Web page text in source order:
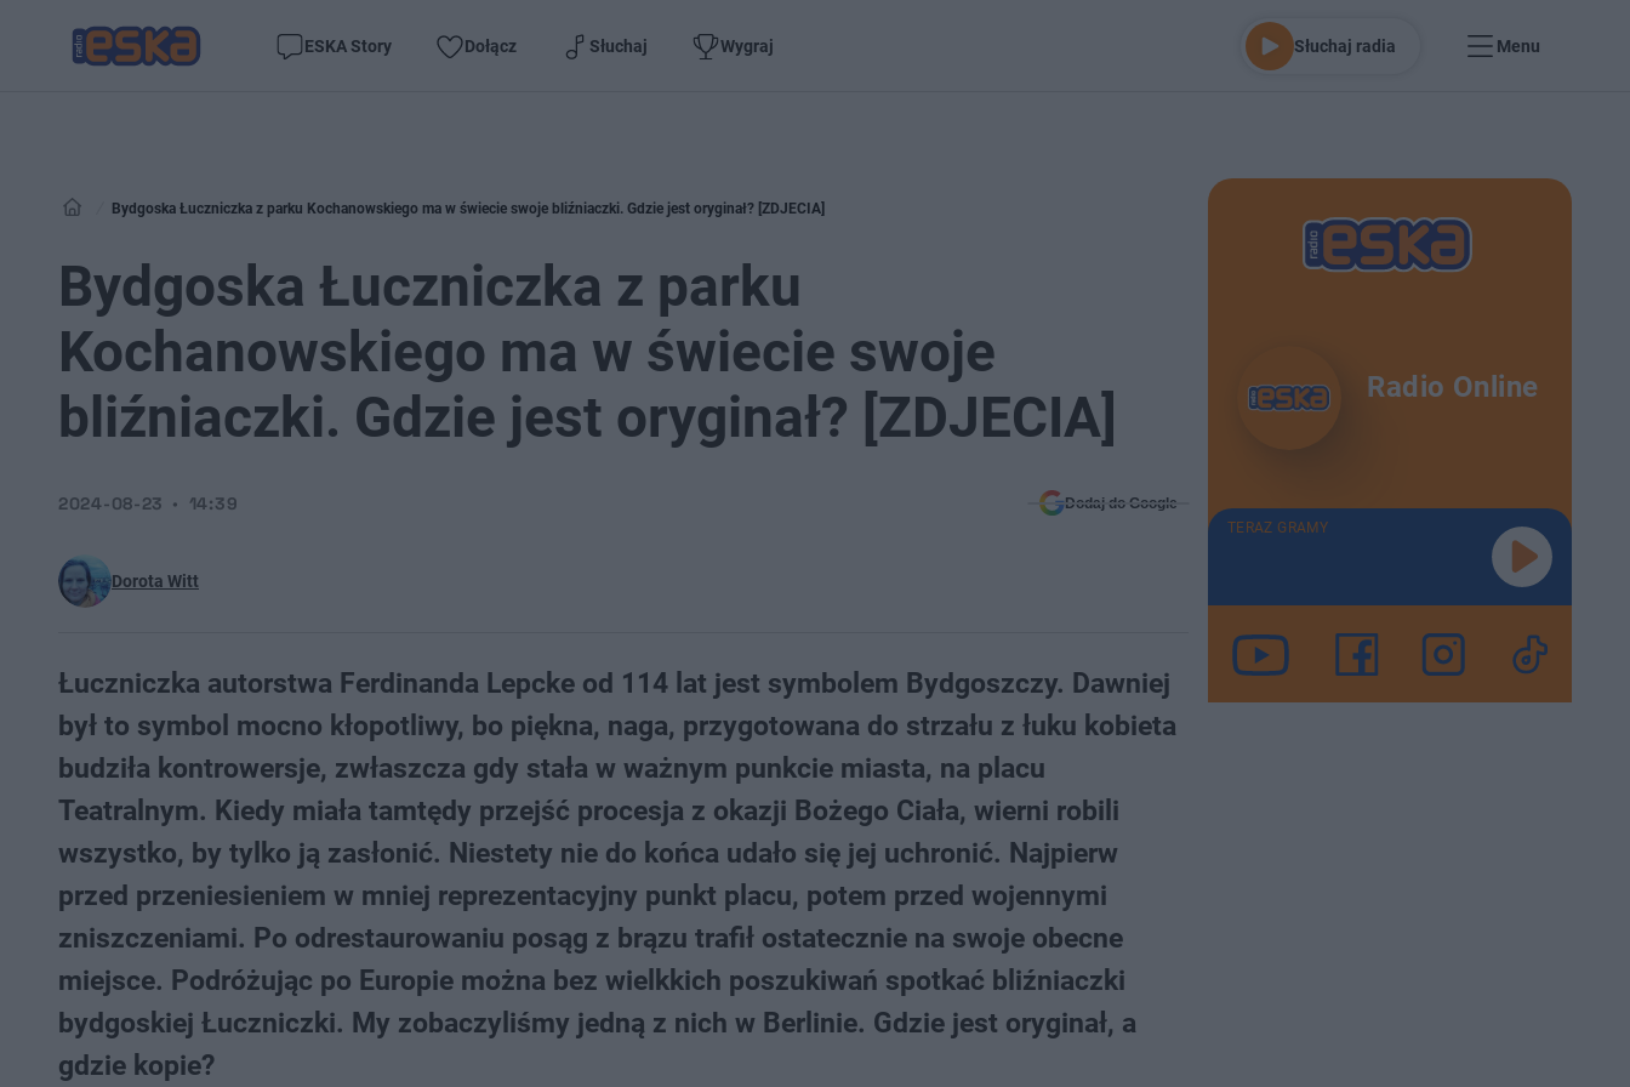
ESKA Story Dołącz Słuchaj Wygraj Słuchaj radia Menu
Bydgoska Łuczniczka z parku Kochanowskiego ma w świecie swoje bliźniaczki. Gdzie jest oryginał? [ZDJECIA]
Bydgoska Łuczniczka z parku
Kochanowskiego ma w świecie swoje
bliźniaczki. Gdzie jest oryginał? [ZDJECIA]
Dorota Witt
2024-08-23 14:39 Dodaj do Google
Łuczniczka autorstwa Ferdinanda Lepcke od 114 lat jest symbolem Bydgoszczy. Dawniej
był to symbol mocno kłopotliwy, bo piękna, naga, przygotowana do strzału z łuku kobieta
budziła kontrowersje, zwłaszcza gdy stała w ważnym punkcie miasta, na placu
Teatralnym. Kiedy miała tamtędy przejść procesja z okazji Bożego Ciała, wierni robili
wszystko, by tylko ją zasłonić. Niestety nie do końca udało się jej uchronić. Najpierw
przed przeniesieniem w mniej reprezentacyjny punkt placu, potem przed wojennymi
zniszczeniami. Po odrestaurowaniu posąg z brązu trafił ostatecznie na swoje obecne
miejsce. Podróżując po Europie można bez wielkkich poszukiwań spotkać bliźniaczki
bydgoskiej Łuczniczki. My zobaczyliśmy jedną z nich w Berlinie. Gdzie jest oryginał, a
gdzie kopie?
Radio Online
TERAZ GRAMY